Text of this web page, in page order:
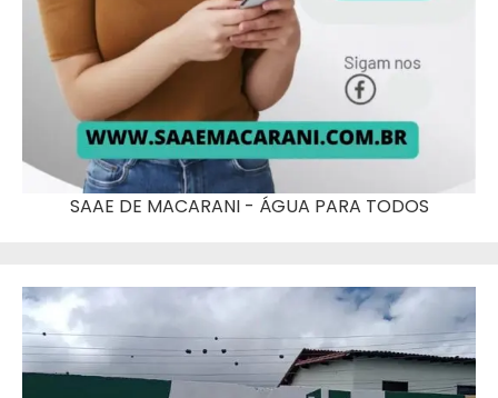
SAAE DE MACARANI - ÁGUA PARA TODOS